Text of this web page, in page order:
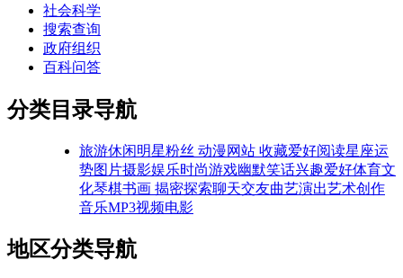
社会科学
搜索查询
政府组织
百科问答
分类目录导航
旅游休闲明星粉丝 动漫网站 收藏爱好阅读星座运
势图片摄影娱乐时尚游戏幽默笑话兴趣爱好体育文
化琴棋书画 揭密探索聊天交友曲艺演出艺术创作
音乐MP3视频电影
地区分类导航